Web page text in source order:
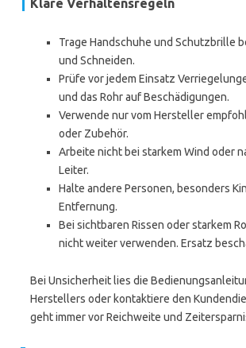
Klare Verhaltensregeln
Trage Handschuhe und Schutzbrille
und Schneiden.
Prüfe vor jedem Einsatz
und das Rohr auf Beschädigungen.
Verwende nur vom Hersteller
oder Zubehör.
Arbeite nicht bei starkem Wind oder
Leiter.
Halte andere Personen, besonders
Entfernung.
Bei sichtbaren Rissen oder starkem
nicht weiter verwenden. Ersatz
Bei Unsicherheit lies die
Herstellers oder kontaktiere den
geht immer vor Reichweite und